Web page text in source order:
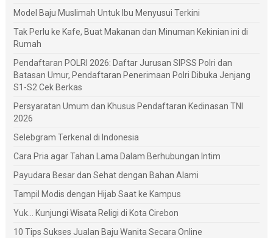
Model Baju Muslimah Untuk Ibu Menyusui Terkini
Tak Perlu ke Kafe, Buat Makanan dan Minuman Kekinian ini di
Rumah
Pendaftaran POLRI 2026: Daftar Jurusan SIPSS Polri dan
Batasan Umur, Pendaftaran Penerimaan Polri Dibuka Jenjang
S1-S2 Cek Berkas
Persyaratan Umum dan Khusus Pendaftaran Kedinasan TNI
2026
Selebgram Terkenal di Indonesia
Cara Pria agar Tahan Lama Dalam Berhubungan Intim
Payudara Besar dan Sehat dengan Bahan Alami
Tampil Modis dengan Hijab Saat ke Kampus
Yuk... Kunjungi Wisata Religi di Kota Cirebon
10 Tips Sukses Jualan Baju Wanita Secara Online